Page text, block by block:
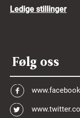
Ledige stillinger
Følg oss